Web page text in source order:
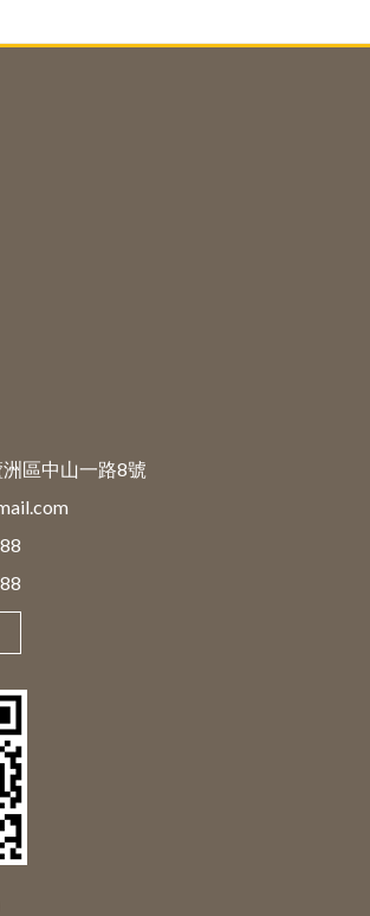
區中山一路8號